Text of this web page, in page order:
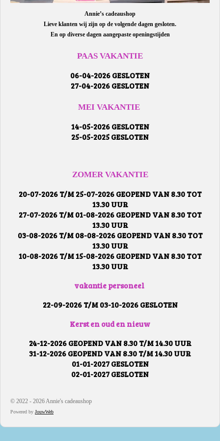
Annie’s cadeaushop
Lieve klanten wij zijn op de volgende dagen gesloten.
En op diverse dagen aangepaste openingstijden
PAAS VAKANTIE
06-04-2026 GESLOTEN
27-04-2026 GESLOTEN
MEI VAKANTIE
14-05-2026 GESLOTEN
25-05-2025 GESLOTEN
ZOMER VAKANTIE
20-07-2026 T/M 25-07-2026 GEOPEND VAN 8.30 TOT
13.30 UUR
27-07-2026 T/M 01-08-2026 GEOPEND VAN 8.30 TOT
13.30 UUR
03-08-2026 T/M 08-08-2026 GEOPEND VAN 8.30 TOT
13.30 UUR
10-08-2026 T/M 15-08-2026 GEOPEND VAN 8.30 TOT
13.30 UUR
vakantie personeel
22-09-2026 T/M 03-10-2026 GESLOTEN
Kerst en oud en nieuw
24-12-2026 GEOPEND VAN 8.30 T/M 14.30 UUR
31-12-2026 GEOPEND VAN 8.30 T/M 14.30 UUR
01-01-2027 GESLOTEN
02-01-2027 GESLOTEN
© 2022 - 2026 Annie's cadeaushop
Powered by JouwWeb